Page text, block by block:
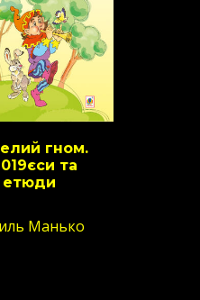
гном.
та
етюди
Манько